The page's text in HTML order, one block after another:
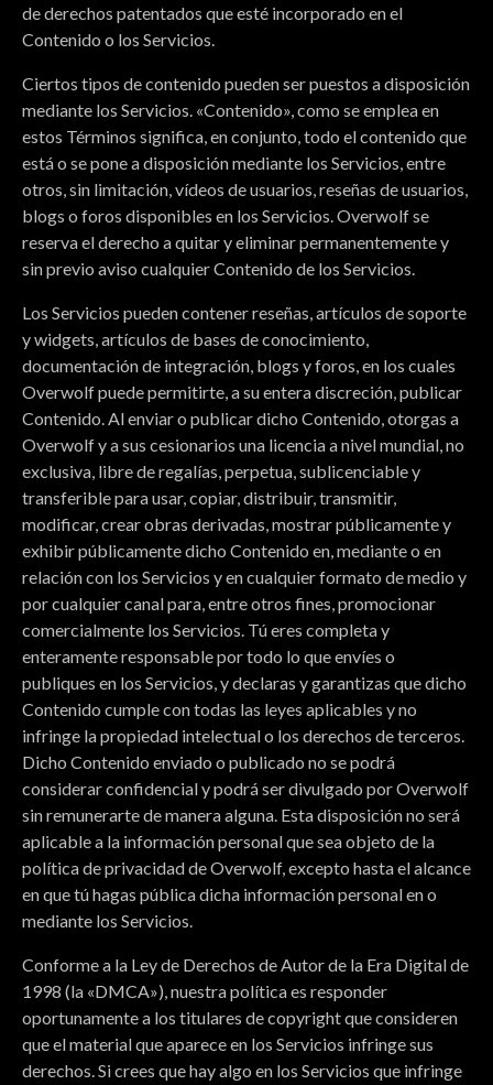
de derechos patentados que esté incorporado en el
Contenido o los Servicios.
Ciertos tipos de contenido pueden ser puestos a disposición
mediante los Servicios. «Contenido», como se emplea en
estos Términos significa, en conjunto, todo el contenido que
está o se pone a disposición mediante los Servicios, entre
otros, sin limitación, vídeos de usuarios, reseñas de usuarios,
blogs o foros disponibles en los Servicios. Overwolf se
reserva el derecho a quitar y eliminar permanentemente y
sin previo aviso cualquier Contenido de los Servicios.
Los Servicios pueden contener reseñas, artículos de soporte
y widgets, artículos de bases de conocimiento,
documentación de integración, blogs y foros, en los cuales
Overwolf puede permitirte, a su entera discreción, publicar
Contenido. Al enviar o publicar dicho Contenido, otorgas a
Overwolf y a sus cesionarios una licencia a nivel mundial, no
exclusiva, libre de regalías, perpetua, sublicenciable y
transferible para usar, copiar, distribuir, transmitir,
modificar, crear obras derivadas, mostrar públicamente y
exhibir públicamente dicho Contenido en, mediante o en
relación con los Servicios y en cualquier formato de medio y
por cualquier canal para, entre otros fines, promocionar
comercialmente los Servicios. Tú eres completa y
enteramente responsable por todo lo que envíes o
publiques en los Servicios, y declaras y garantizas que dicho
Contenido cumple con todas las leyes aplicables y no
infringe la propiedad intelectual o los derechos de terceros.
Dicho Contenido enviado o publicado no se podrá
considerar confidencial y podrá ser divulgado por Overwolf
sin remunerarte de manera alguna. Esta disposición no será
aplicable a la información personal que sea objeto de la
política de privacidad de Overwolf, excepto hasta el alcance
en que tú hagas pública dicha información personal en o
mediante los Servicios.
Conforme a la Ley de Derechos de Autor de la Era Digital de
1998 (la «DMCA»), nuestra política es responder
oportunamente a los titulares de copyright que consideren
que el material que aparece en los Servicios infringe sus
derechos. Si crees que hay algo en los Servicios que infringe